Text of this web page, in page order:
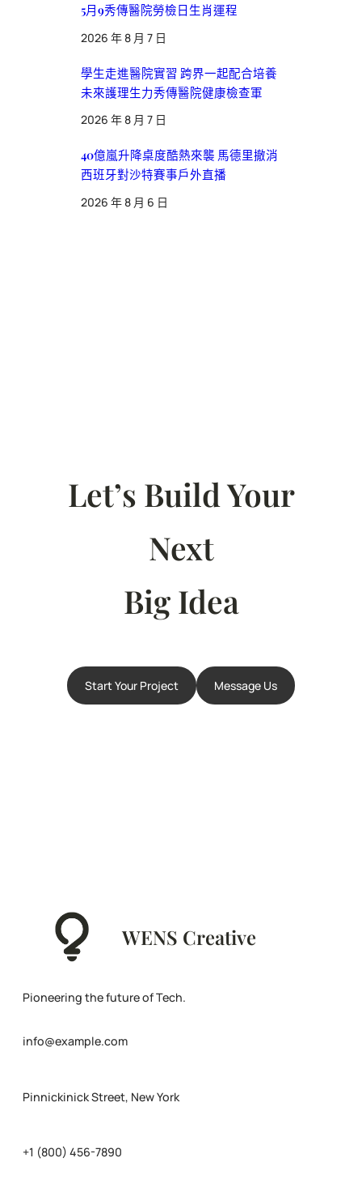
5月9秀傳醫院勞檢日生肖運程
2026 年 8 月 7 日
學生走進醫院實習 跨界一起配合培養
未來護理生力秀傳醫院健康檢查軍
2026 年 8 月 7 日
40億嵐升降桌度酷熱來襲 馬德里撤消
西班牙對沙特賽事戶外直播
2026 年 8 月 6 日
Let’s Build Your
Next
Big Idea
Start Your Project Message Us
WENS Creative
Pioneering the future of Tech.
info@example.com
Pinnickinick Street, New York
+1 (800) 456-7890